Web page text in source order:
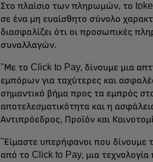
Στο πλαίσιο των πληρωμών, το
σε ένα μη ευαίσθητο σύνολο
διασφαλίζει ότι οι προσωπικές
συναλλαγών.
"Με το Click to Pay, δίνουμε μια
εμπόρων για ταχύτερες και
σημαντικό βήμα προς τα εμπρός
αποτελεσματικότητα και η
Αντιπρόεδρος, Προϊόν και
"Είμαστε υπερήφανοι που
από το Click to Pay, μια